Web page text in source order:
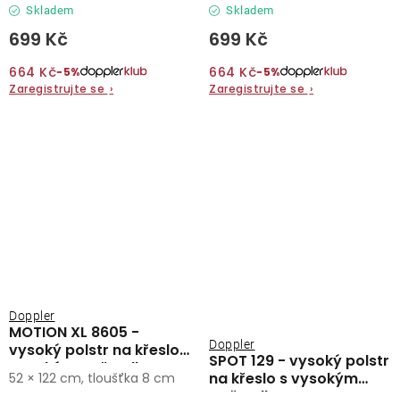
Skladem
699 Kč
664 Kč−5%
Zaregistrujte se ›
Skladem
699 Kč
664 Kč−5%
Zaregistrujte se ›
MOTION XL 8605 -
vysoký polstr na křeslo s
vysokým opěradlem
Doppler
52 × 122 cm, tloušťka 8 cm
SPOT 129 - vysoký polstr
na křeslo s vysokým
Doppler